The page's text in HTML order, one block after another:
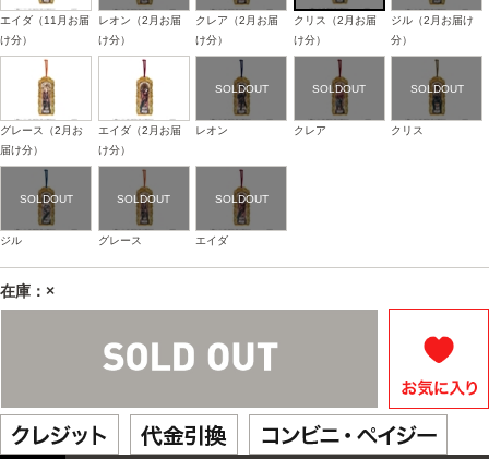
エイダ（11月お届
け分）
レオン（2月お届
け分）
クレア（2月お届
け分）
クリス（2月お届
け分）
ジル（2月お届け
分）
グレース（2月お
届け分）
エイダ（2月お届
け分）
レオン クレア クリス
ジル グレース エイダ
在庫：×